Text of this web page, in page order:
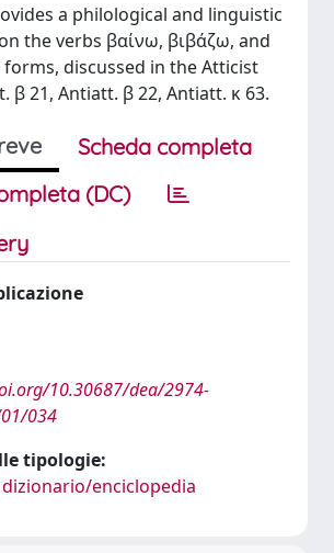
a philological and linguistic
the verbs βαίνω, βιβάζω, and
discussed in the Atticist
β 21, Antiatt. β 22, Antiatt. κ 63.
Scheda completa
(DC)
10.30687/dea/2974-
034
tipologie:
dizionario/enciclopedia